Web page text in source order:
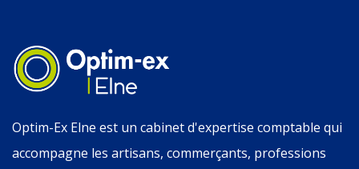
Optim-Ex Elne est un cabinet d'expertise comptable qui
accompagne les artisans, commerçants, professions